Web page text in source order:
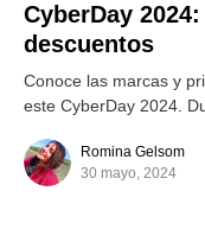
CyberDay
descuentos
Conoce las marcas y
este CyberDay 2024.
Romina Gelsom
30 mayo, 2024